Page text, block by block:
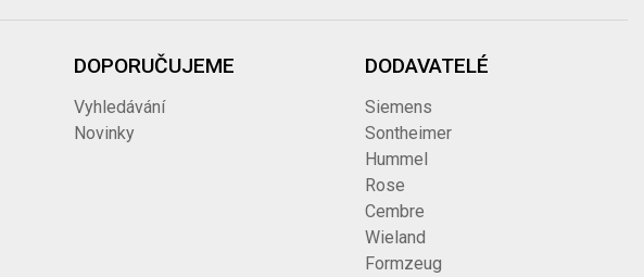
DOPORUČUJEME
Vyhledávání
Novinky
DODAVATELÉ
Siemens
Sontheimer
Hummel
Rose
Cembre
Wieland
Formzeug